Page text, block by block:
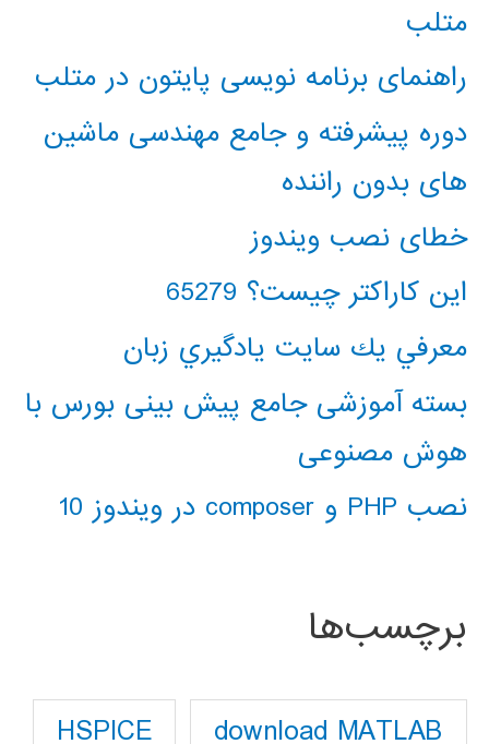
متلب
راهنمای برنامه نویسی پایتون در متلب
دوره پیشرفته و جامع مهندسی ماشین
های بدون راننده
خطای نصب ویندوز
این کاراکتر چیست؟ 65279
معرفي يك سايت يادگيري زبان
بسته آموزشی جامع پیش بینی بورس با
هوش مصنوعی
نصب PHP و composer در ویندوز 10
برچسب‌ها
download MATLAB
HSPICE